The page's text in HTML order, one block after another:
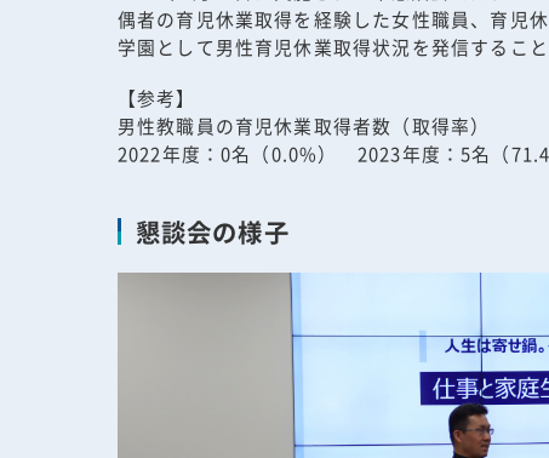
偶者の育児休業取得を経験した女性職員、育児
学園として男性育児休業取得状況を発信するこ
【参考】
男性教職員の育児休業取得者数（取得率）
2022年度：0名（0.0%） 2023年度：5名（
懇談会の様子